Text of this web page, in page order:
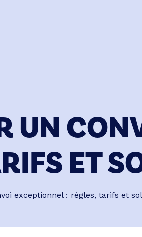
UN
ET
exceptionnel : règles, tarifs et